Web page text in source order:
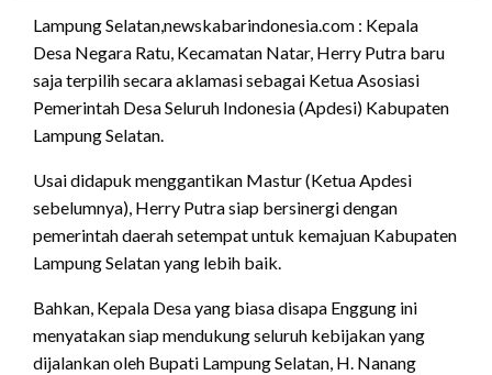
Lampung Selatan,newskabarindonesia.com : Kepala
Desa Negara Ratu, Kecamatan Natar, Herry Putra baru
saja terpilih secara aklamasi sebagai Ketua Asosiasi
Pemerintah Desa Seluruh Indonesia (Apdesi) Kabupaten
Lampung Selatan.
Usai didapuk menggantikan Mastur (Ketua Apdesi
sebelumnya), Herry Putra siap bersinergi dengan
pemerintah daerah setempat untuk kemajuan Kabupaten
Lampung Selatan yang lebih baik.
Bahkan, Kepala Desa yang biasa disapa Enggung ini
menyatakan siap mendukung seluruh kebijakan yang
dijalankan oleh Bupati Lampung Selatan, H. Nanang